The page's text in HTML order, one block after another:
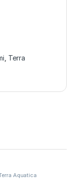
Terra
Aquatica